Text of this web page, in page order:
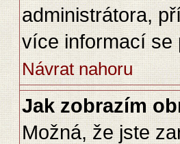
administrátora,
více informací
Návrat nahoru
Jak zobrazím
Možná, že jste